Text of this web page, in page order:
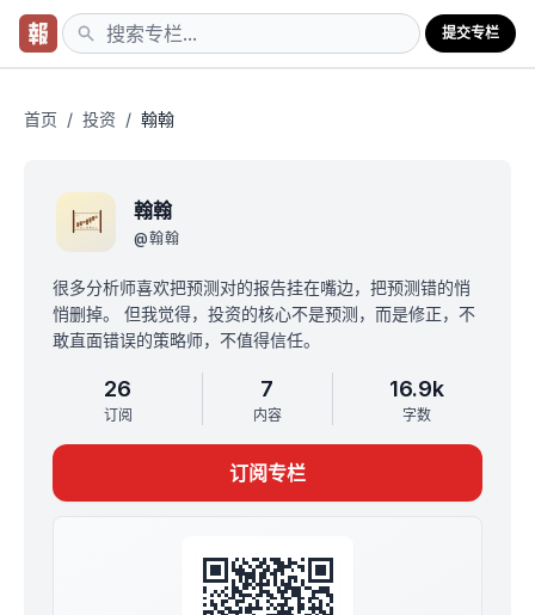
提交专栏
首页 / 投资 / 翰翰
翰翰
@翰翰
很多分析师喜欢把预测对的报告挂在嘴边，把预测错的悄
悄删掉。 但我觉得，投资的核心不是预测，而是修正，不
敢直面错误的策略师，不值得信任。
26
订阅
7
内容
16.9k
字数
订阅专栏